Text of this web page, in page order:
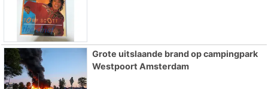
Grote uitslaande brand op campingpark
Westpoort Amsterdam